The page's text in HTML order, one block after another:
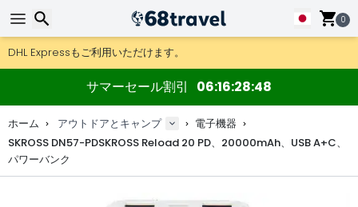
0
DHL Expressもご利用いただけます。
返品は30日間、木製マップやデコは90日間OK.
アウトドア用品やアクセサリーが超お得な価格！
サマーセール割引 06 16 28 48
ホーム アウトドアとキャンプ
電子機器
SKROSS DN57-PDSKROSS Reload 20 PD、20000mAh、USB A+C、
パワーバンク
検索